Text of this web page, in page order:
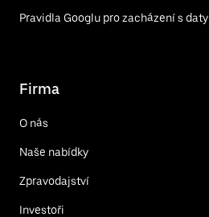
Pravidla Googlu pro zacházení s daty
Firma
O nás
Naše nabídky
Zpravodajství
Investoři